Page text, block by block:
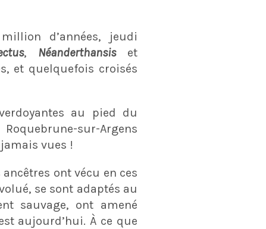
d’années, jeudi
, Néanderthansiset
et quelquefois croisés
au pied du
sur-Argens
vues !
ont vécu en ces
se sont adaptés au
sauvage, ont amené
aujourd’hui. À ce que